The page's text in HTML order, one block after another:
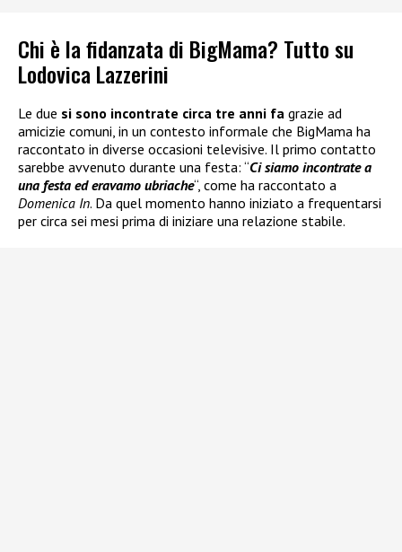
Chi è la fidanzata di BigMama? Tutto su
Lodovica Lazzerini
Le due si sono incontrate circa tre anni fa grazie ad
amicizie comuni, in un contesto informale che BigMama ha
raccontato in diverse occasioni televisive. Il primo contatto
sarebbe avvenuto durante una festa: “Ci siamo incontrate a
una festa ed eravamo ubriache“, come ha raccontato a
Domenica In. Da quel momento hanno iniziato a frequentarsi
per circa sei mesi prima di iniziare una relazione stabile.